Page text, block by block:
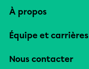
À propos
Équipe et carrières
Nous contacter